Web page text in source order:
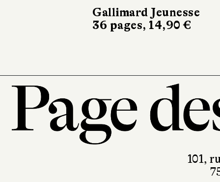
Gallimard Jeunesse
36 pages, 14,90 €
101,